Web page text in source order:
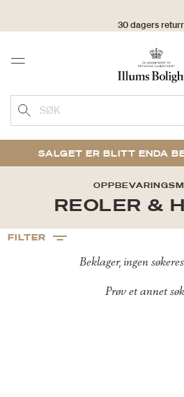
30 dagers
Menu
SØK
SALGET ER BLITT ENDA
REOLER &
FILTER
Beklager, ingen
Prøv et annet